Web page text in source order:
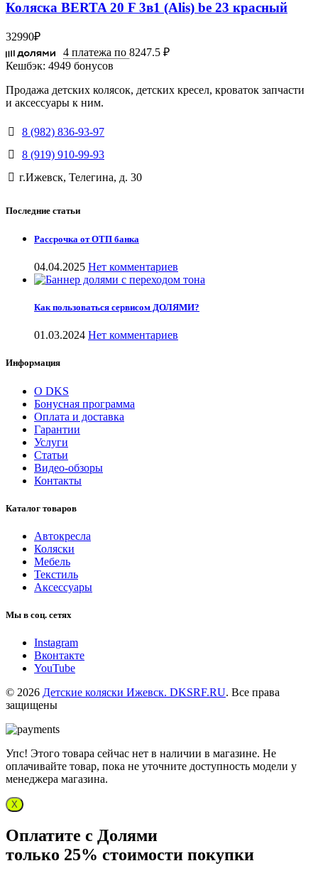
Коляска BERTA 20 F 3в1 (Alis) be 23 красный
32990₽
4 платежа по 8247.5 ₽
Кешбэк: 4949 бонусов
Продажа детских колясок, детских кресел, кроваток запчасти
и аксессуары к ним.
8 (982) 836-93-97
8 (919) 910-99-93
г.Ижевск, Телегина, д. 30
Последние статьи
Рассрочка от ОТП банка
04.04.2025 Нет комментариев
Как пользоваться сервисом ДОЛЯМИ?
01.03.2024 Нет комментариев
Информация
О DKS
Бонусная программа
Оплата и доставка
Гарантии
Услуги
Статьи
Видео-обзоры
Контакты
Каталог товаров
Автокресла
Коляски
Мебель
Текстиль
Аксессуары
Мы в соц. сетях
Instagram
Вконтакте
YouTube
© 2026 Детские коляски Ижевск. DKSRF.RU. Все права
защищены
Упс! Этого товара сейчас нет в наличии в магазине. Не
оплачивайте товар, пока не уточните доступность модели у
менеджера магазина.
X
Оплатите с Долями
только 25% стоимости покупки